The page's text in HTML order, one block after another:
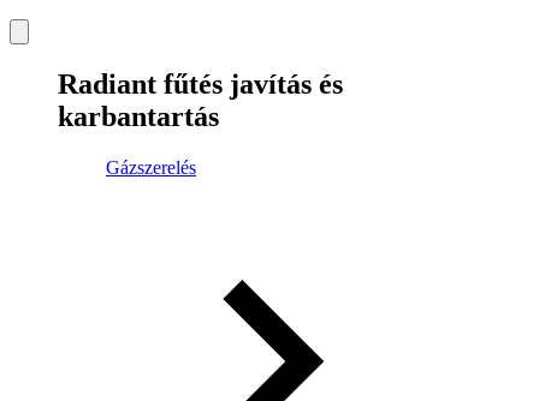
Radiant fűtés javítás és
karbantartás
Gázszerelés